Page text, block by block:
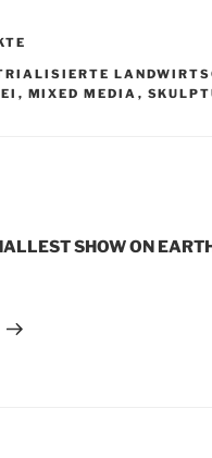
, MIXED MEDIA ,
SHOW ON